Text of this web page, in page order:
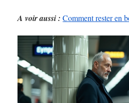
A voir aussi : Comment rester en